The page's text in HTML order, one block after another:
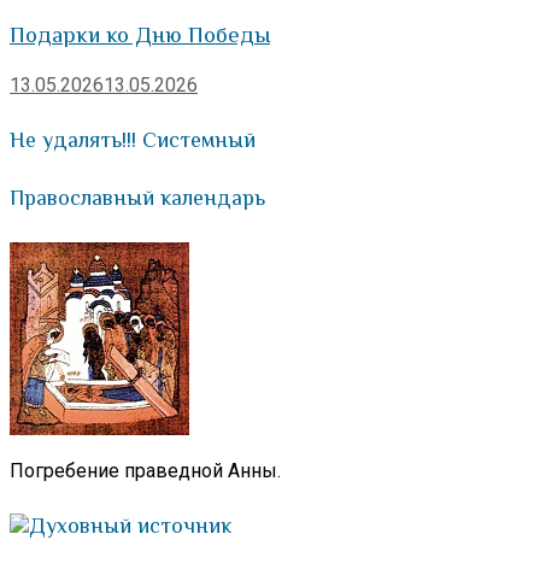
Подарки ко Дню Победы
13.05.202613.05.2026
Не удалять!!! Системный
Православный календарь
Погребение праведной Анны.
Духовный источник